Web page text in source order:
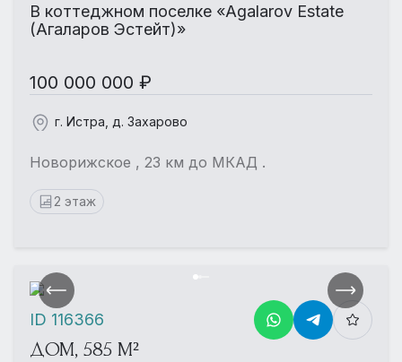
В коттеджном поселке «Agalarov Estate
(Агаларов Эстейт)»
100 000 000 ₽
г. Истра, д. Захарово
Новорижское , 23 км до МКАД .
2 этаж
ДОМ, 585 М²
ID 116366